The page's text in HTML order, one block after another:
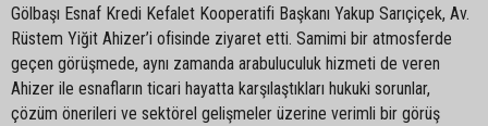
Gölbaşı Esnaf Kredi Kefalet Kooperatifi Başkanı Yakup Sarıçiçek, Av.
Rüstem Yiğit Ahizer’i ofisinde ziyaret etti. Samimi bir atmosferde
geçen görüşmede, aynı zamanda arabuluculuk hizmeti de veren
Ahizer ile esnafların ticari hayatta karşılaştıkları hukuki sorunlar,
çözüm önerileri ve sektörel gelişmeler üzerine verimli bir görüş